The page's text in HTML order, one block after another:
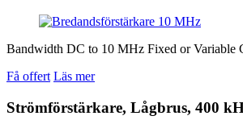
Bandwidth DC to 10 MHz Fixed or
Få offert Läs mer
Strömförstärkare, Lågbrus, 400